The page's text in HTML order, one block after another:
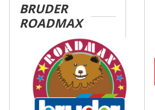
BRUDER
ROADMAX